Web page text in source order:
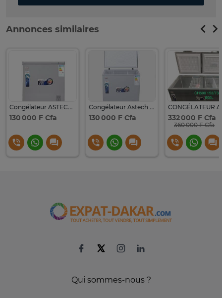
Annonces similaires
Congélateur ASTECH CH 280w A+ horizontal
130 000 F Cfa
Congélateur Astech CH 280 L
130 000 F Cfa 332 000 F Cfa
360 000 F Cfa
Qui sommes-nous ?